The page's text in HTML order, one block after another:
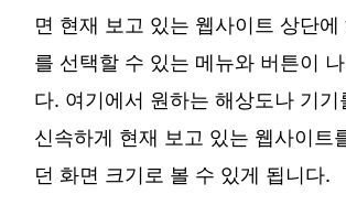
면 현재 보고 있는 웹사이트 상단에
를 선택할 수 있는 메뉴와 버튼이
다. 여기에서 원하는 해상도나 기기
신속하게 현재 보고 있는 웹사이트
던 화면 크기로 볼 수 있게 됩니다.